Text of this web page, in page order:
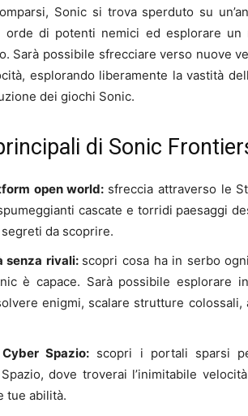
Sonic si trova sperduto su
orde di potenti nemici ed esplorare un
Sarà possibile sfrecciare verso nuove
esplorando liberamente la vastità
dei giochi Sonic.
di Sonic
open world: sfreccia attraverso le
cascate e torridi paesaggi
da scoprire.
senza rivali: scopri cosa ha in serbo
è capace. Sarà possibile esplorare
enigmi, scalare strutture colossali,
Spazio: scopri i portali sparsi
dove troverai l’inimitabile
tue abilità.